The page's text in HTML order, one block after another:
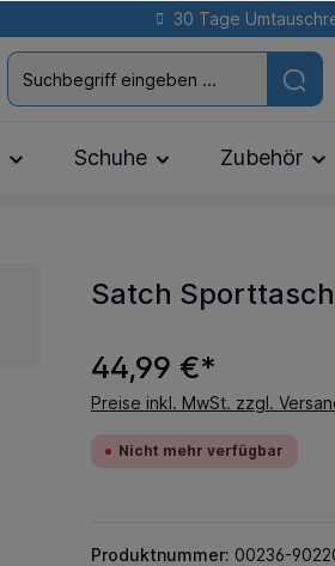
30 Tage
Schuhe Zubehör
Satch
44,99 €*
Preise inkl. MwSt. zzgl.
Nicht mehr verfügbar
Produktnummer: 00236-